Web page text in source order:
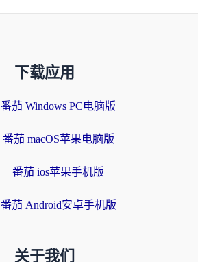
下载应用
番茄 Windows PC电脑版
番茄 macOS苹果电脑版
番茄 ios苹果手机版
番茄 Android安卓手机版
关于我们